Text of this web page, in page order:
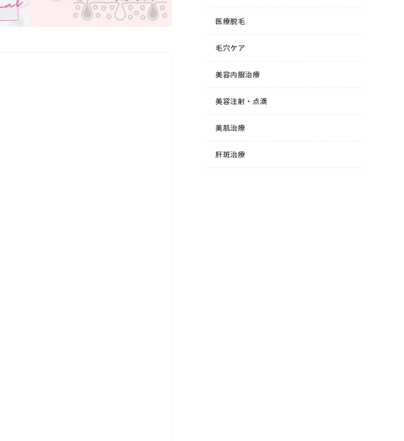
医療脱毛
毛穴ケア
美容内服治療
美容注射・点滴
美肌治療
肝斑治療